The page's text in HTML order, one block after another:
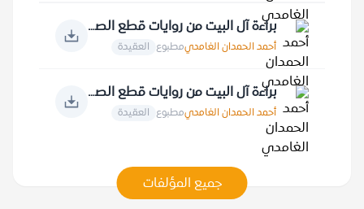
براءة آل البيت من روايات قطع الصلة بالأمة الإسلامية
أحمد الحمدان الغامديمطبوع العقيدة
براءة آل البيت من روايات قطع الصلة بعبادة الله عز وجل ومقدساته
أحمد الحمدان الغامديمطبوع العقيدة
جميع المؤلفات